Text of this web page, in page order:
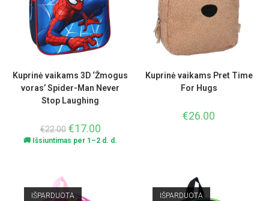
Kuprinė vaikams 3D ‘Žmogus
voras’ Spider-Man Never
Stop Laughing
€22.00 €17.00
🚚 Išsiuntimas per 1–2 d. d.
Kuprinė vaikams Pret Time
For Hugs
€26.00
IŠPARDUOTA IŠPARDUOTA